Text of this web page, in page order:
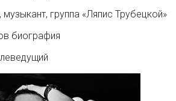
группа «Ляпис Трубецкой»